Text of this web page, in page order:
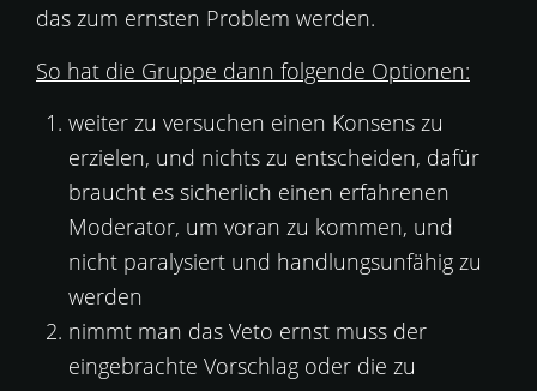
das zum ernsten Problem werden.
So hat die Gruppe dann folgende Optionen:
weiter zu versuchen einen Konsens zu
erzielen, und nichts zu entscheiden, dafür
braucht es sicherlich einen erfahrenen
Moderator, um voran zu kommen, und
nicht paralysiert und handlungsunfähig zu
werden
nimmt man das Veto ernst muss der
eingebrachte Vorschlag oder die zu